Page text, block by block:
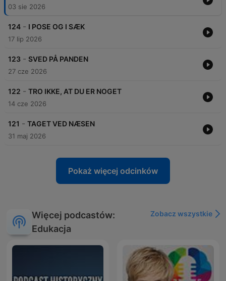
03 sie 2026
124 - I POSE OG I SÆK
17 lip 2026
123 - SVED PÅ PANDEN
27 cze 2026
122 - TRO IKKE, AT DU ER NOGET
14 cze 2026
121 - TAGET VED NÆSEN
31 maj 2026
Pokaż więcej odcinków
Więcej podcastów:
Edukacja
Zobacz wszystkie